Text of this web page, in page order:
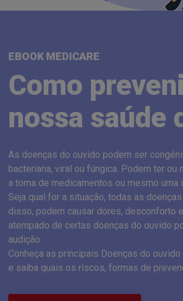
EBOOK MEDICARE
Como
nossa saúde
As doenças do ouvido podem ser
bacteriana, viral ou fúngica. Podem ter
a toma de medicamentos ou mesmo uma
Seja qual for a situação, todas as
disso, podem causar dores, desconforto
atempado de certas doenças do ouvido
audição.
Conheça as principais Doenças do
e saiba quais os riscos, formas de